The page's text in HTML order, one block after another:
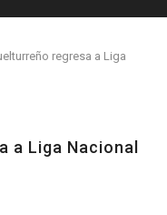
regresa a Liga
a Liga Nacional